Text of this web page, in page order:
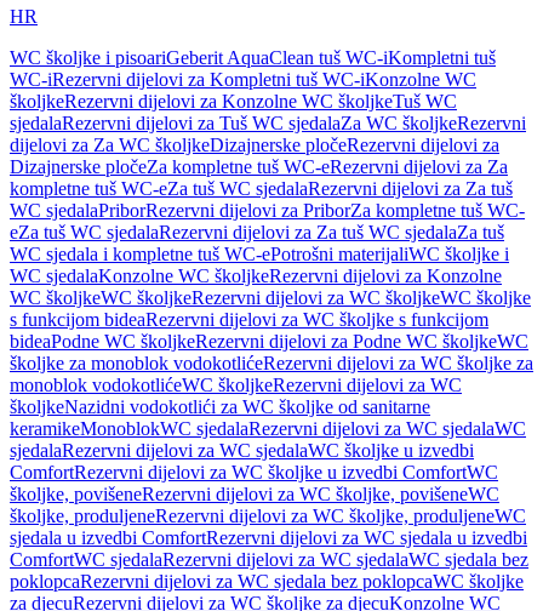
HR
WC školjke i pisoariGeberit AquaClean tuš WC-iKompletni tuš
WC-iRezervni dijelovi za Kompletni tuš WC-iKonzolne WC
školjkeRezervni dijelovi za Konzolne WC školjkeTuš WC
sjedalaRezervni dijelovi za Tuš WC sjedalaZa WC školjkeRezervni
dijelovi za Za WC školjkeDizajnerske pločeRezervni dijelovi za
Dizajnerske pločeZa kompletne tuš WC-eRezervni dijelovi za Za
kompletne tuš WC-eZa tuš WC sjedalaRezervni dijelovi za Za tuš
WC sjedalaPriborRezervni dijelovi za PriborZa kompletne tuš WC-
eZa tuš WC sjedalaRezervni dijelovi za Za tuš WC sjedalaZa tuš
WC sjedala i kompletne tuš WC-ePotrošni materijaliWC školjke i
WC sjedalaKonzolne WC školjkeRezervni dijelovi za Konzolne
WC školjkeWC školjkeRezervni dijelovi za WC školjkeWC školjke
s funkcijom bideaRezervni dijelovi za WC školjke s funkcijom
bideaPodne WC školjkeRezervni dijelovi za Podne WC školjkeWC
školjke za monoblok vodokotlićeRezervni dijelovi za WC školjke za
monoblok vodokotlićeWC školjkeRezervni dijelovi za WC
školjkeNazidni vodokotlići za WC školjke od sanitarne
keramikeMonoblokWC sjedalaRezervni dijelovi za WC sjedalaWC
sjedalaRezervni dijelovi za WC sjedalaWC školjke u izvedbi
ComfortRezervni dijelovi za WC školjke u izvedbi ComfortWC
školjke, povišeneRezervni dijelovi za WC školjke, povišeneWC
školjke, produljeneRezervni dijelovi za WC školjke, produljeneWC
sjedala u izvedbi ComfortRezervni dijelovi za WC sjedala u izvedbi
ComfortWC sjedalaRezervni dijelovi za WC sjedalaWC sjedala bez
poklopcaRezervni dijelovi za WC sjedala bez poklopcaWC školjke
za djecuRezervni dijelovi za WC školjke za djecuKonzolne WC